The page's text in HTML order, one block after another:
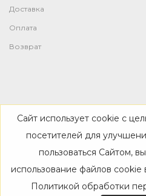
Доставка
Оплата
Возврат
-->
© 2019—2026 Все права
Сайт использует cookie с
посетителей для
пользоваться Сайтом,
использование файлов cookie
Политикой обработки